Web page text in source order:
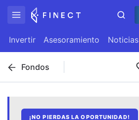
Invertir Asesoramiento Noticias
Fondos
¡NO PIERDAS LA OPORTUNIDAD!